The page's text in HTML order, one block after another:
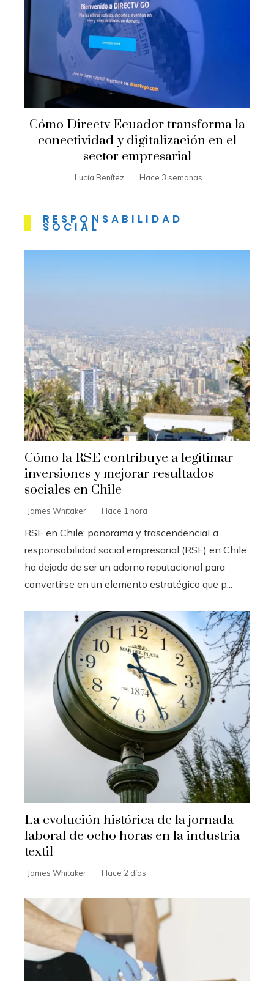
Cómo Directv Ecuador transforma la
conectividad y digitalización en el
sector empresarial
Lucía Benítez Hace 3 semanas
RESPONSABILIDAD
SOCIAL
Cómo la RSE contribuye a legitimar
inversiones y mejorar resultados
sociales en Chile
James Whitaker Hace 1 hora
RSE en Chile: panorama y trascendenciaLa
responsabilidad social empresarial (RSE) en Chile
ha dejado de ser un adorno reputacional para
convertirse en un elemento estratégico que p...
La evolución histórica de la jornada
laboral de ocho horas en la industria
textil
James Whitaker Hace 2 días